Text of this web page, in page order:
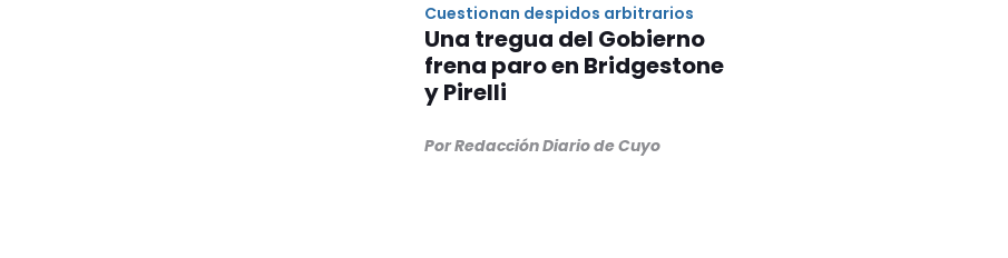
Cuestionan despidos arbitrarios
Una tregua del Gobierno
frena paro en Bridgestone
y Pirelli
Por Redacción Diario de Cuyo